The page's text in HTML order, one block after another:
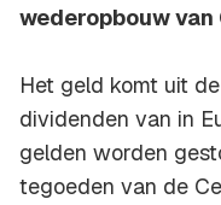
wederopbouw
Het geld komt uit
dividenden van in
gelden worden
tegoeden van de